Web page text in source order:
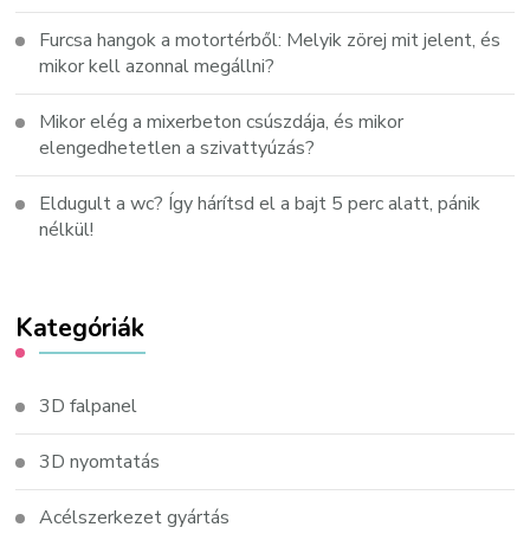
Furcsa hangok a motortérből: Melyik zörej mit jelent, és
mikor kell azonnal megállni?
Mikor elég a mixerbeton csúszdája, és mikor
elengedhetetlen a szivattyúzás?
Eldugult a wc? Így hárítsd el a bajt 5 perc alatt, pánik
nélkül!
Kategóriák
3D falpanel
3D nyomtatás
Acélszerkezet gyártás